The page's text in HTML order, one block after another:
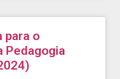
para o
Pedagogia